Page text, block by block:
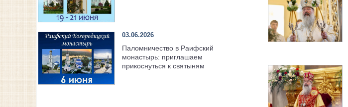
03.06.2026
Паломничество в Раифский
монастырь: приглашаем
прикоснуться к святыням